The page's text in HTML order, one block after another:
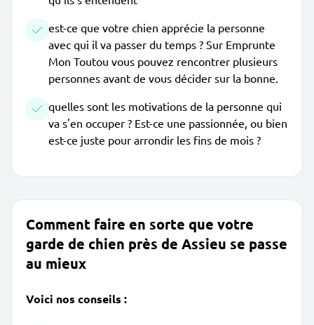
est-ce que votre chien apprécie la personne
avec qui il va passer du temps ? Sur Emprunte
Mon Toutou vous pouvez rencontrer plusieurs
personnes avant de vous décider sur la bonne.
quelles sont les motivations de la personne qui
va s'en occuper ? Est-ce une passionnée, ou bien
est-ce juste pour arrondir les fins de mois ?
Comment faire en sorte que votre
garde de chien près de Assieu se passe
au mieux
Voici nos conseils :